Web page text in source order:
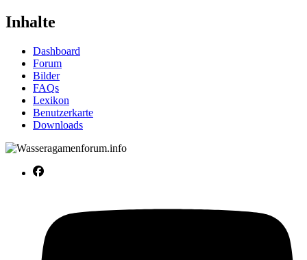
Inhalte
Dashboard
Forum
Bilder
FAQs
Lexikon
Benutzerkarte
Downloads